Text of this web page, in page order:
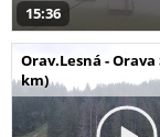
15:36
Orav.Lesná - Orava
km)